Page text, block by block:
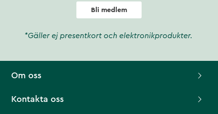
Bli medlem
*Gäller ej presentkort och elektronikprodukter.
Om oss
Kontakta oss